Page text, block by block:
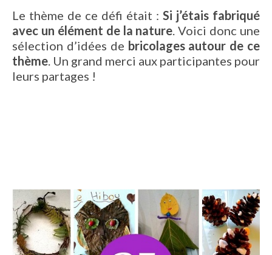
Le thème de ce défi était : Si j’étais fabriqué
avec un élément de la nature. Voici donc une
sélection d’idées de bricolages autour de ce
thème. Un grand merci aux participantes pour
leurs partages !